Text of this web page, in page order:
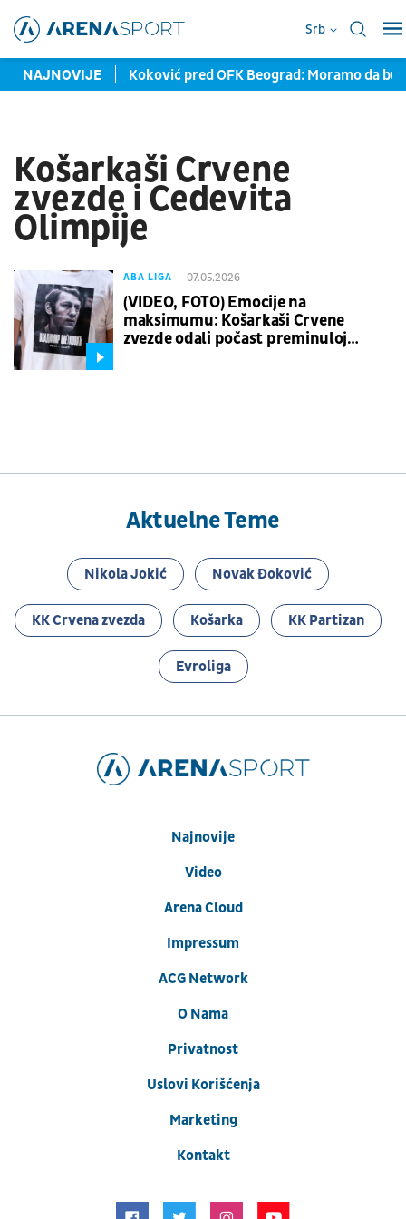
Srb
NAJNOVIJE
Amerikanca Koković pred OFK Beograd: Moramo da
Košarkaši Crvene
zvezde i Cedevita
Olimpije
ABA LIGA 07.05.2026
(VIDEO, FOTO) Emocije na
maksimumu: Košarkaši Crvene
zvezde odali počast preminuloj
Aktuelne Teme
Nikola Jokić Novak Đoković
KK Crvena zvezda Košarka KK Partizan
Evroliga
Najnovije
Video
Arena Cloud
Impressum
ACG Network
O Nama
Privatnost
Uslovi Korišćenja
Marketing
Kontakt